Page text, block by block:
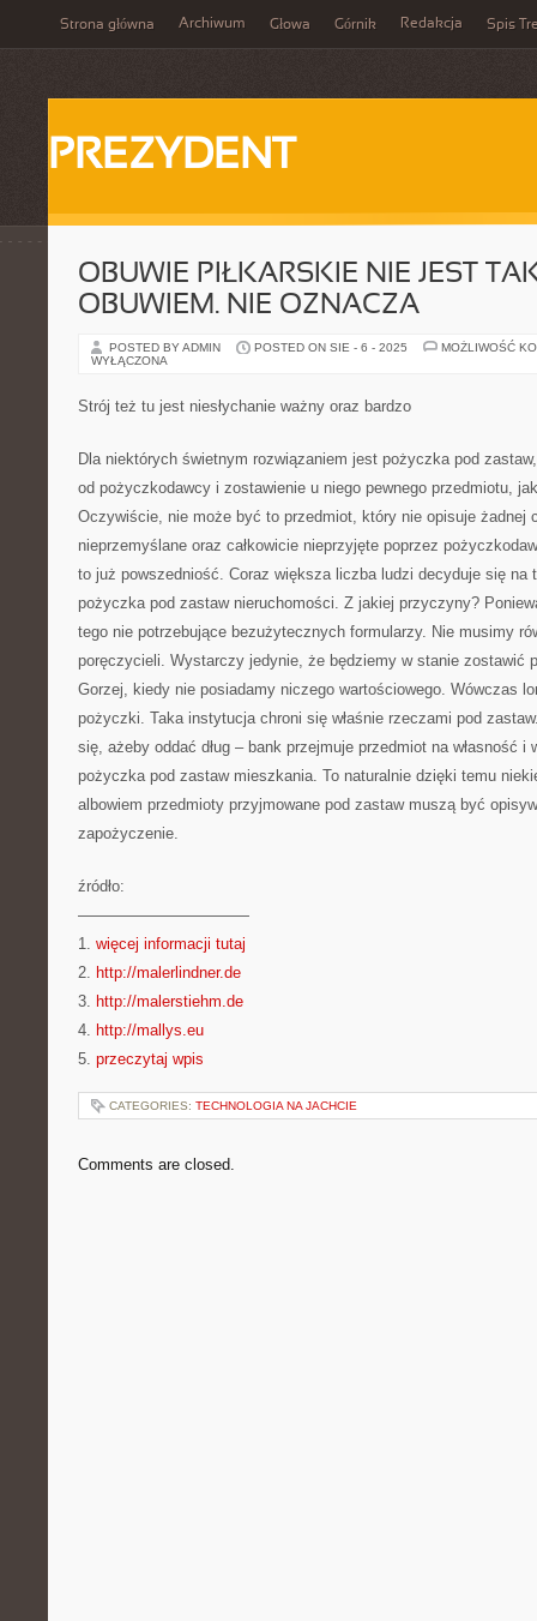
Strona główna Archiwum Głowa Górnik Redakcja Spis
PREZYDENT
OBUWIE PIŁKARSKIE NIE JEST
OBUWIEM. NIE OZNACZA
POSTED BY ADMIN POSTED ON SIE - 6 - 2025
MOŻLIWOŚĆ
WYŁĄCZONA
Strój też tu jest niesłychanie ważny oraz bardzo
Dla niektórych świetnym rozwiązaniem jest pożyczka pod
od pożyczkodawcy i zostawienie u niego pewnego przedmiotu,
Oczywiście, nie może być to przedmiot, który nie opisuje żadnej
nieprzemyślane oraz całkowicie nieprzyjęte poprzez
to już powszedniość. Coraz większa liczba ludzi decyduje się na
pożyczka pod zastaw nieruchomości. Z jakiej przyczyny?
tego nie potrzebujące bezużytecznych formularzy. Nie musimy
poręczycieli. Wystarczy jedynie, że będziemy w stanie zostawić
Gorzej, kiedy nie posiadamy niczego wartościowego. Wówczas
pożyczki. Taka instytucja chroni się właśnie rzeczami pod
się, ażeby oddać dług – bank przejmuje przedmiot na własność i
pożyczka pod zastaw mieszkania. To naturalnie dzięki temu
albowiem przedmioty przyjmowane pod zastaw muszą być
zapożyczenie.
źródło:
———————————
1. więcej informacji tutaj
2. http://malerlindner.de
3. http://malerstiehm.de
4. http://mallys.eu
5. przeczytaj wpis
CATEGORIES: TECHNOLOGIA NA JACHCIE
Comments are closed.